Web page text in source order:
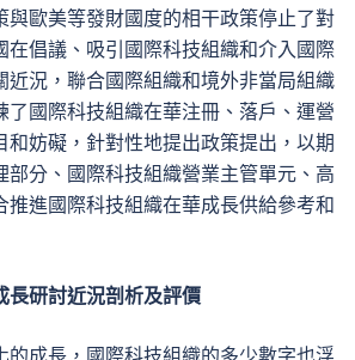
與歐美等發財國度的相干政策停止了對
在倡議、吸引國際科技組織和介入國際
近況，聯合國際組織和境外非當局組織
了國際科技組織在華注冊、落戶、運營
和妨礙，針對性地提出政策提出，以期
部分、國際科技組織營業主管單元、高
推進國際科技組織在華成長供給參考和
長研討近況剖析及評價
的成長，國際科技組織的多少數字也浮